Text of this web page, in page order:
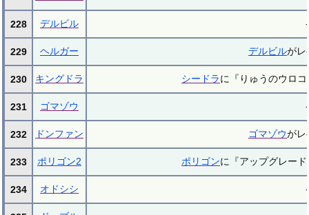
228 デルビル -
229 ヘルガー デルビルがレ
230 キングドラ シードラに『りゅうのウロ
231 ゴマゾウ -
232 ドンファン ゴマゾウがレ
233 ポリゴン2 ポリゴンに『アップグレー
234 オドシシ -